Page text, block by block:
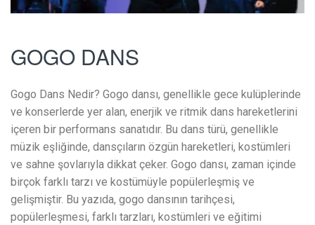
GOGO DANS
Gogo Dans Nedir? Gogo dansı, genellikle gece kulüplerinde
ve konserlerde yer alan, enerjik ve ritmik dans hareketlerini
içeren bir performans sanatıdır. Bu dans türü, genellikle
müzik eşliğinde, dansçıların özgün hareketleri, kostümleri
ve sahne şovlarıyla dikkat çeker. Gogo dansı, zaman içinde
birçok farklı tarzı ve kostümüyle popülerleşmiş ve
gelişmiştir. Bu yazıda, gogo dansının tarihçesi,
popülerleşmesi, farklı tarzları, kostümleri ve eğitimi